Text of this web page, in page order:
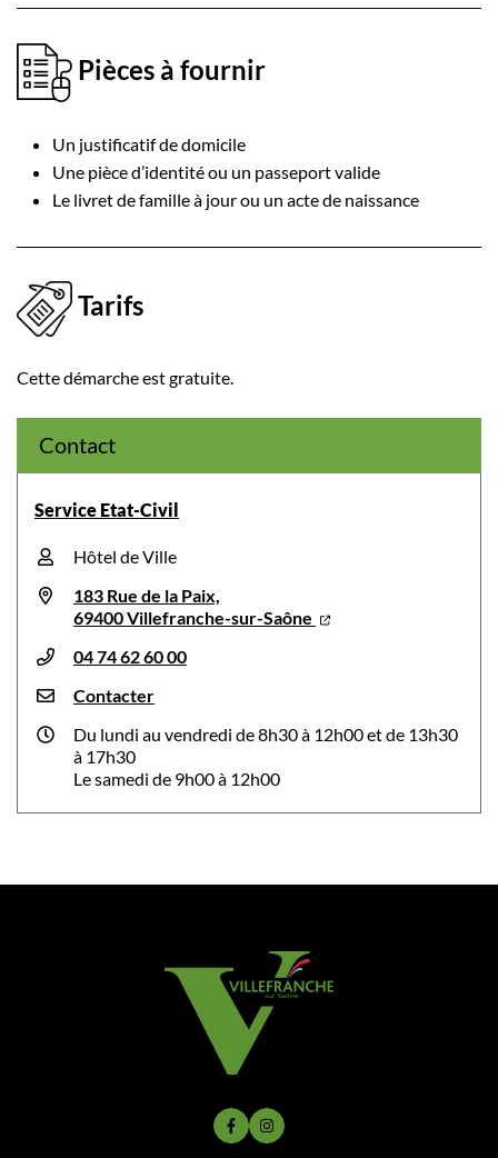
Pièces à fournir
Un justificatif de domicile
Une pièce d’identité ou un passeport valide
Le livret de famille à jour ou un acte de naissance
Tarifs
Cette démarche est gratuite.
Contact
Service Etat-Civil
Hôtel de Ville
183 Rue de la Paix,
69400 Villefranche-sur-Saône
04 74 62 60 00
Contacter
Du lundi au vendredi de 8h30 à 12h00 et de 13h30
à 17h30
Le samedi de 9h00 à 12h00
Lien vers le compte Facebook
Lien vers le compte Instagram